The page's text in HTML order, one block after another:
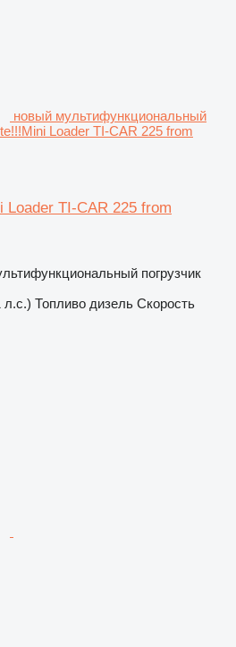
новый мультифункциональный
Loader TI-CAR 225 from
Loader TI-CAR 225 from
погрузчик
л.с.) Топливо дизель Скорость